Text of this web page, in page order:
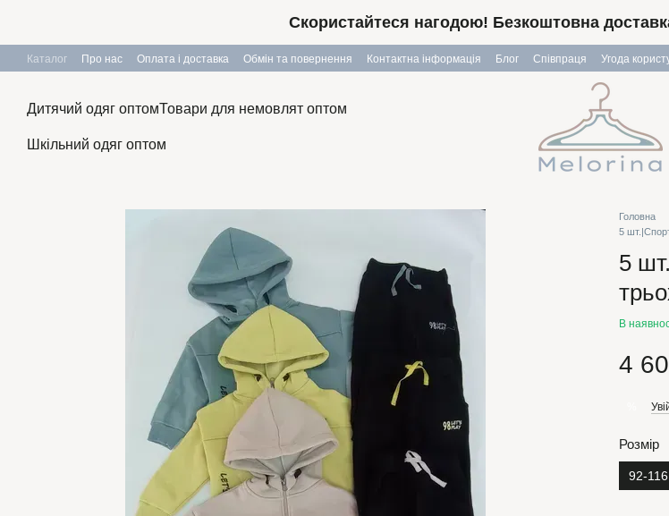
Скористайтеся нагодою! Безкоштовна
Каталог Про нас Оплата і доставка Обмін та повернення Контактна інформація Блог Співпраця Угода
Дитячий одяг оптомТовари для немовлят оптом
Шкільний одяг оптом
Головна
5
5
В
4
Розмір
92-116